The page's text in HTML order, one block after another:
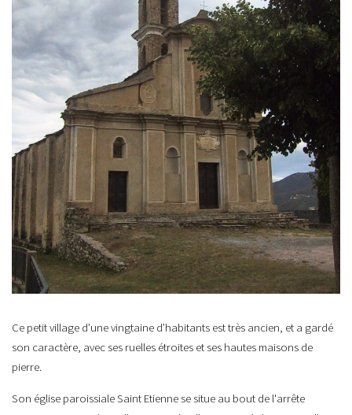
Ce petit village d’une vingtaine d’habitants est très ancien, et a gardé
son caractère, avec ses ruelles étroites et ses hautes maisons de
pierre.
Son église paroissiale Saint Etienne se situe au bout de l'arrête